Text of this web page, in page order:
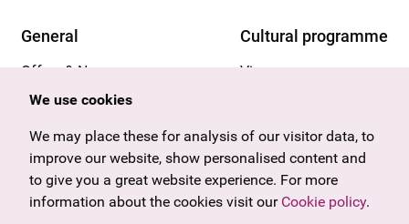
General
Offers & News
U27
Frequently asked questions
Company
Cultural programme
Vienna
Burgenland
Salzburg
Upper Austria
We use cookies
We may place these for analysis of our visitor data, to
improve our website, show personalised content and
to give you a great website experience. For more
information about the cookies visit our Cookie policy.